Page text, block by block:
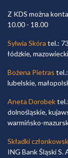
Z KDS można
10.00 - 18.00
Sylwia Skóra tel.:
łódzkie,
Bożena Pietras
lubelskie,
Aneta Dorobek
dolnośląskie,
warmińsko-
Składki
ING Bank Śląski